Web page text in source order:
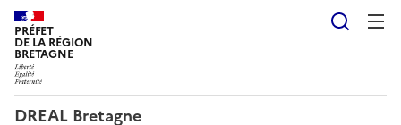
PRÉFET
DE LA RÉGION
BRETAGNE
DREAL Bretagne